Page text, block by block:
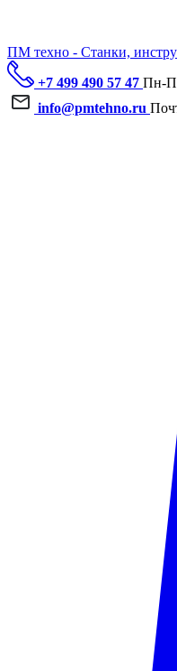
ПМ техно - Станки,
+7 499 490 57 47 Пн-
info@pmtehno.ru